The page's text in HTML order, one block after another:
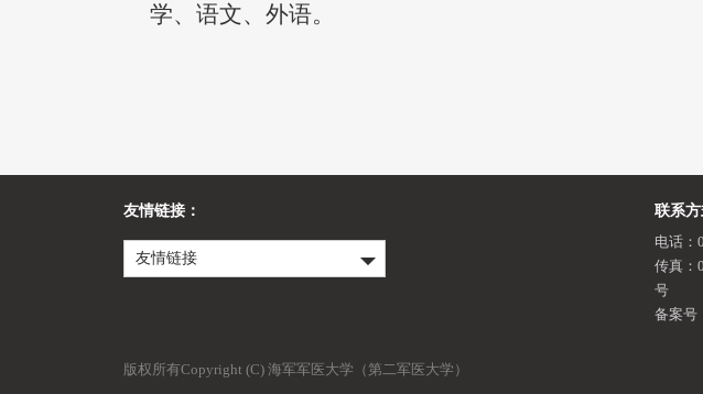
学、语文、外语。
友情链接：
友情链接
联系方
电话：
传真：
号
备案号
版权所有Copyright (C) 海军军医大学（第二军医大学）